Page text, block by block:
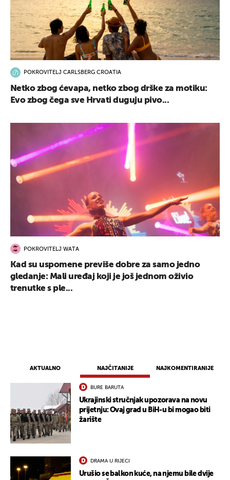
AKTUALNO NAJČITANIJE NAJKOMENTIRANIJE
BURE BARUTA
Ukrajinski stručnjak upozorava na novu
prijetnju: Ovaj grad u BiH-u bi mogao biti
žarište
DRAMA U RIJECI
Urušio se balkon kuće, na njemu bile dvije
POKROVITELJ CARLSBERG CROATIA
Netko zbog ćevapa, netko zbog drške za motiku:
Evo zbog čega sve Hrvati duguju pivo...
POKROVITELJ WATA
Kad su uspomene previše dobre za samo jedno
gledanje: Mali uređaj koji je još jednom oživio
trenutke s ple...